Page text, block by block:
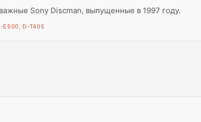
Sony Discman, выпущенные в 1997 году.
E500, D-T405